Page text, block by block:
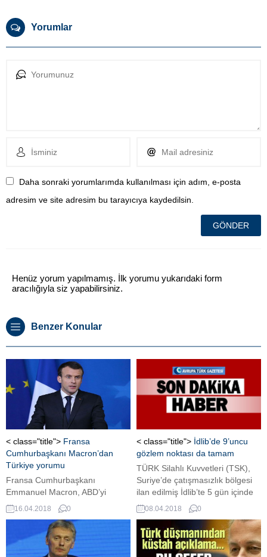
Yorumlar
Daha sonraki yorumlarımda kullanılması için adım, e-posta
adresim ve site adresim bu tarayıcıya kaydedilsin.
Henüz yorum yapılmamış. İlk yorumu yukarıdaki form
aracılığıyla siz yapabilirsiniz.
Benzer Konular
< class="title"> Fransa
Cumhurbaşkanı Macron’dan
Türkiye yorumu
Fransa Cumhurbaşkanı
Emmanuel Macron, ABD’yi
Suriye’deki birliklerini çekme
kararından kendilerinin
vazgeçirdiğini kaydederek,
“Harekatın sadece kimyasal silah
üretim merkezleriyle sınırlı
16.04.2018 0
< class="title"> İdlib’de 9’uncu
gözlem noktası da tamam
TÜRK Silahlı Kuvvetleri (TSK),
Suriye’de çatışmasızlık bölgesi
ilan edilmiş İdlib’te 5 gün içinde
iki gözlem noktası birden kurdu.
Geçen salı günü kurulan 12
numaralı sekizinci gözlem
noktasının ardından dün de
dokuzuncu gözlem noktasının
08.04.2018 0